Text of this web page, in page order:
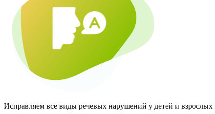
Исправляем все виды речевых нарушений у детей и взрослых